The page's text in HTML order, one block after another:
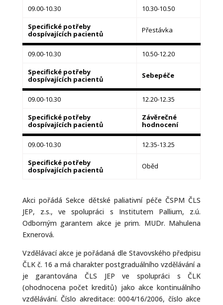
09.00-10.30
10.30-10.50
Specifické potřeby
dospívajících pacientů
Přestávka
09.00-10.30
10.50-12.20
Specifické potřeby
dospívajících pacientů
Sebepéče
09.00-10.30
12.20-12.35
Specifické potřeby
dospívajících pacientů
Závěrečné
hodnocení
09.00-10.30
12.35-13.25
Specifické potřeby
dospívajících pacientů
Oběd
Akci pořádá Sekce dětské paliativní péče ČSPM ČLS
JEP, z.s., ve spolupráci s Institutem Pallium, z.ú.
Odborným garantem akce je prim. MUDr. Mahulena
Exnerová.
Vzdělávací akce je pořádaná dle Stavovského předpisu
ČLK č. 16 a má charakter postgraduálního vzdělávání a
je garantována ČLS JEP ve spolupráci s ČLK
(ohodnocena počet kreditů) jako akce kontinuálního
vzdělávání. Číslo akreditace: 0004/16/2006, číslo akce